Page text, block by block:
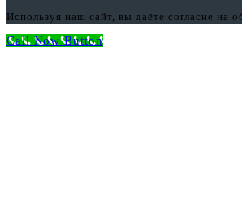
Используя наш сайт, вы даёте согласие
Call Now Button